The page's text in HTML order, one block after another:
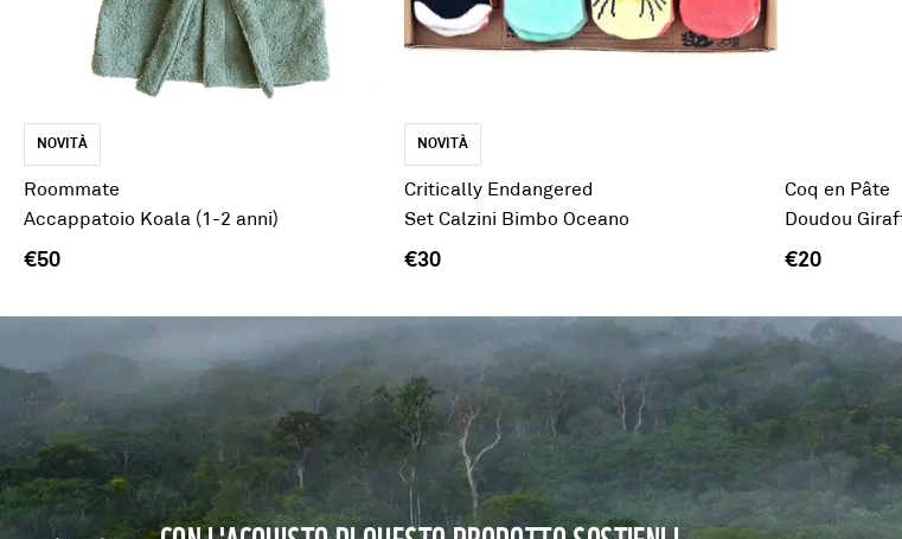
NOVITÀ
Roommate
Accappatoio Koala (1-2 anni)
€50
NOVITÀ
Critically Endangered
Set Calzini Bimbo Oceano
€30
Coq en Pâte
Doudou
€20